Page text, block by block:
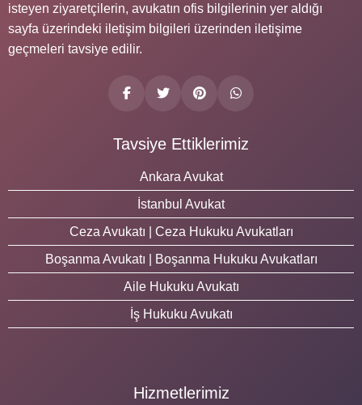
isteyen ziyaretçilerin, avukatın ofis bilgilerinin yer aldığı
sayfa üzerindeki iletişim bilgileri üzerinden iletişime
geçmeleri tavsiye edilir.
Tavsiye Ettiklerimiz
Ankara Avukat
İstanbul Avukat
Ceza Avukatı | Ceza Hukuku Avukatları
Boşanma Avukatı | Boşanma Hukuku Avukatları
Aile Hukuku Avukatı
İş Hukuku Avukatı
Hizmetlerimiz